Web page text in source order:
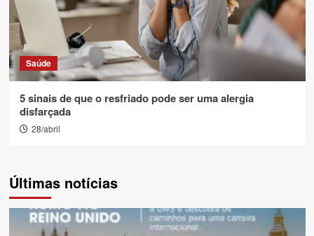
Saúde
5 sinais de que o resfriado pode ser uma alergia
disfarçada
28/abril
Últimas notícias